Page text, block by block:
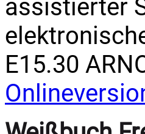
assistierter
E15.30